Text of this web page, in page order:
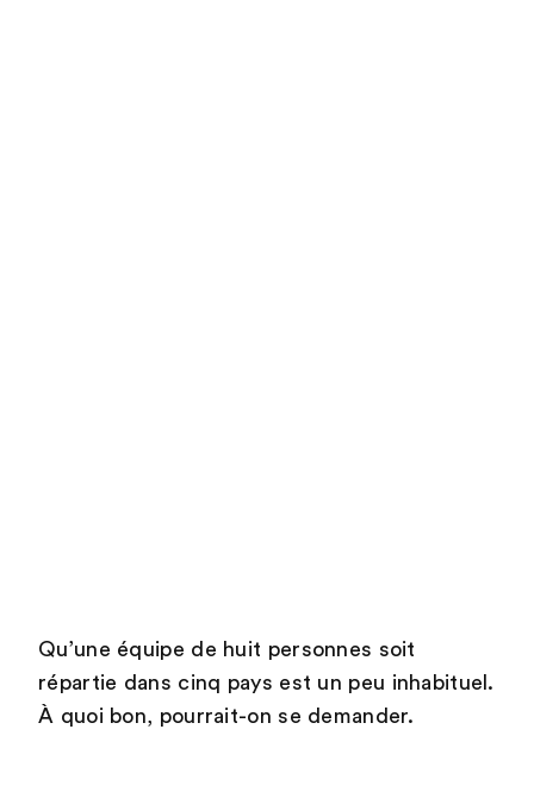
Qu’une équipe de huit personnes soit
répartie dans cinq pays est un peu inhabituel.
À quoi bon, pourrait-on se demander.